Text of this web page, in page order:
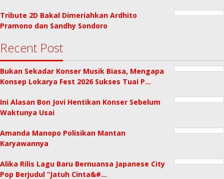
Tribute 2D Bakal Dimeriahkan Ardhito
Pramono dan Sandhy Sondoro
Recent Post
Bukan Sekadar Konser Musik Biasa, Mengapa
Konsep Lokarya Fest 2026 Sukses Tuai P…
Ini Alasan Bon Jovi Hentikan Konser Sebelum
Waktunya Usai
Amanda Manopo Polisikan Mantan
Karyawannya
Alika Rilis Lagu Baru Bernuansa Japanese City
Pop Berjudul “Jatuh Cinta&#…